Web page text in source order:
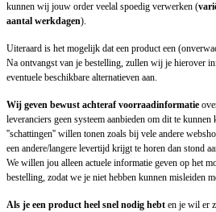
kunnen wij jouw order veelal spoedig verwerken (
aantal werkdagen).
Uiteraard is het mogelijk dat een product een
Na ontvangst van je bestelling, zullen wij je hierover
eventuele beschikbare alternatieven aan.
Wij geven bewust achteraf voorraadinformatie
leveranciers geen systeem aanbieden om dit te
''schattingen'' willen tonen zoals bij vele andere
een andere/langere levertijd krijgt te horen dan stond
We willen jou alleen actuele informatie geven op het
bestelling, zodat we je niet hebben kunnen misleiden
Als je een product heel snel nodig hebt en je wil er